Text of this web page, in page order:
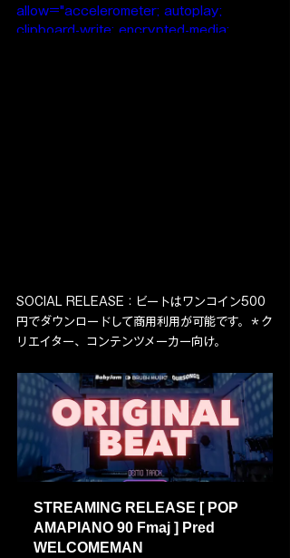
allow="accelerometer; autoplay;
clipboard-write; encrypted-media;
SOCIAL RELEASE：ビートはワンコイン500
円でダウンロードして商用利用が可能です。＊ク
リエイター、コンテンツメーカー向け。
STREAMING RELEASE [ POP
AMAPIANO 90 Fmaj ] Pred
WELCOMEMAN